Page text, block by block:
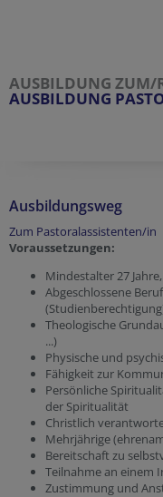
AUSBILDUNG ZUM/
AUSBILDUNG
Ausbildungsweg
Zum Pastoralassistenten/in
Voraussetzungen:
Mindestalter 27
Abgeschlossene
Theologische
...)
Physische und
Fähigkeit zur
Persönliche
der Spiritualität
Christlich
Mehrjährige
Bereitschaft zu
Teilnahme an einem
Zustimmung und